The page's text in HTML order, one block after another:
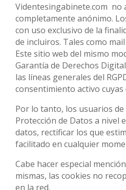
Videntesingabinete.com no
completamente anónimo.
con uso exclusivo de la
de incluiros. Tales como
Este sitio web del mismo
Garantía de Derechos
las líneas generales del
consentimiento activo
Por lo tanto, los usuarios
Protección de Datos a nivel
datos, rectificar los que
facilitado en cualquier
Cabe hacer especial
mismas, las cookies no
en la red.